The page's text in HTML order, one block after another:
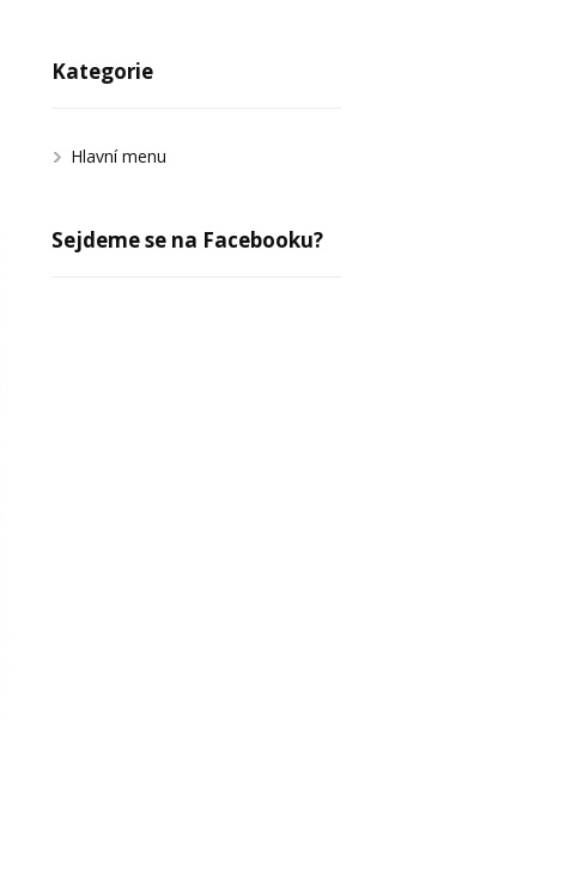
Kategorie
Hlavní menu
Sejdeme se na Facebooku?